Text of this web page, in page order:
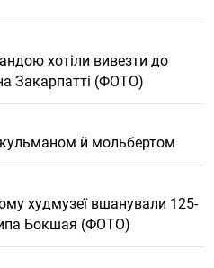
хотіли вивезти до
Закарпатті (ФОТО)
й мольбертом
худмузеї вшанували 125-
Бокшая (ФОТО)